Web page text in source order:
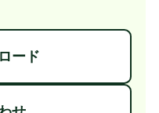
ード